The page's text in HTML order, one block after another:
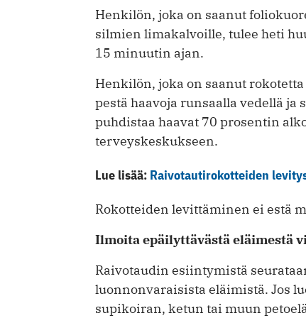
Henkilön, joka on saanut
silmien limakalvoille, tulee heti
15 minuutin ajan.
Henkilön, joka on saanut
pestä haavoja runsaalla vedellä
puhdistaa haavat 70 prosentin
terveyskeskukseen.
Lue lisää: Raivotautirokotteiden
Rokotteiden levittäminen ei estä
Ilmoita epäilyttävästä eläimestä
Raivotaudin esiintymistä
luonnonvaraisista eläimistä. Jos
supikoiran, ketun tai muun